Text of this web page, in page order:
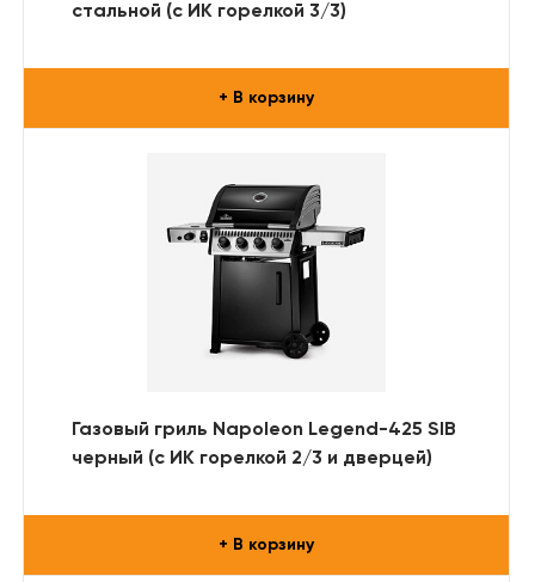
стальной (с ИК горелкой 3/3)
+ В корзину
Газовый гриль Napoleon Legend-425 SIB
черный (с ИК горелкой 2/3 и дверцей)
+ В корзину